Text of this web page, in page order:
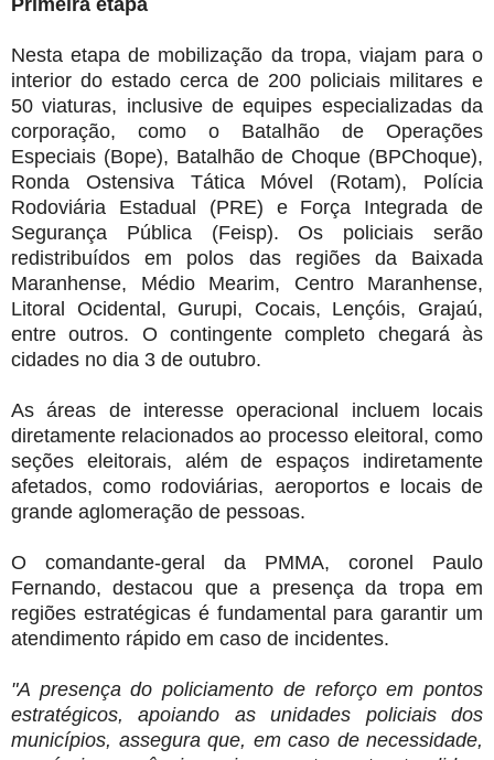
Nesta etapa de mobilização da tropa, viajam para o
interior do estado cerca de 200 policiais militares e
50 viaturas, inclusive de equipes especializadas da
corporação, como o Batalhão de Operações
Especiais (Bope), Batalhão de Choque (BPChoque),
Ronda Ostensiva Tática Móvel (Rotam), Polícia
Rodoviária Estadual (PRE) e Força Integrada de
Segurança Pública (Feisp). Os policiais serão
redistribuídos em polos das regiões da Baixada
Maranhense, Médio Mearim, Centro Maranhense,
Litoral Ocidental, Gurupi, Cocais, Lençóis, Grajaú,
entre outros. O contingente completo chegará às
cidades no dia 3 de outubro.
As áreas de interesse operacional incluem locais
diretamente relacionados ao processo eleitoral, como
seções eleitorais, além de espaços indiretamente
afetados, como rodoviárias, aeroportos e locais de
grande aglomeração de pessoas.
O comandante-geral da PMMA, coronel Paulo
Fernando, destacou que a presença da tropa em
regiões estratégicas é fundamental para garantir um
atendimento rápido em caso de incidentes.
"A presença do policiamento de reforço em pontos
estratégicos, apoiando as unidades policiais dos
municípios, assegura que, em caso de necessidade,